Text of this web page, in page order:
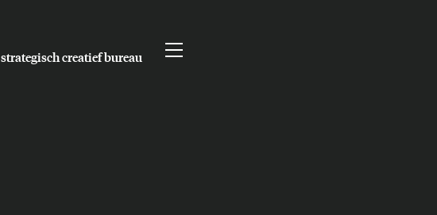
strategisch creatief bureau